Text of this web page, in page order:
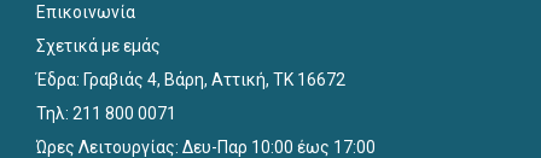
Επικοινωνία
Σχετικά με εμάς
Έδρα: Γραβιάς 4, Βάρη, Αττική, ΤΚ 16672
Τηλ: 211 800 0071
Ώρες Λειτουργίας: Δευ-Παρ 10:00 έως 17:00